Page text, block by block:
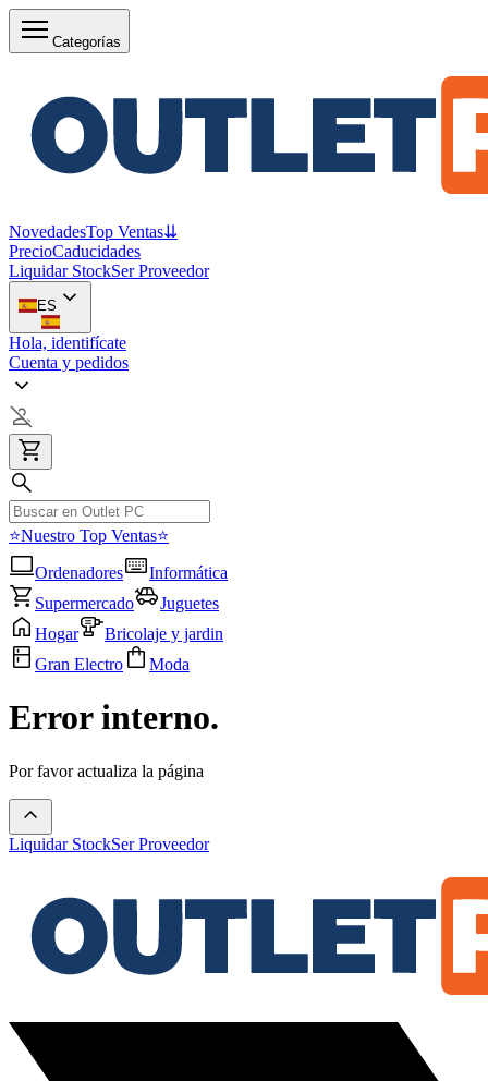
Categorías
NovedadesTop Ventas⇊
PrecioCaducidades
Liquidar StockSer Proveedor
ES
Hola, identifícate
Cuenta y pedidos
⭐Nuestro Top Ventas⭐
Ordenadores
Informática
Supermercado
Juguetes
Hogar
Bricolaje y jardin
Gran Electro
Moda
Error interno.
Por favor actualiza la página
Liquidar StockSer Proveedor